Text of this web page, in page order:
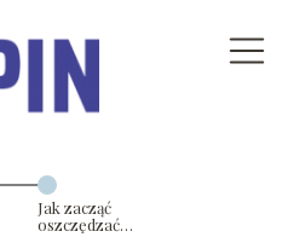
Jak zacząć
oszczędzać